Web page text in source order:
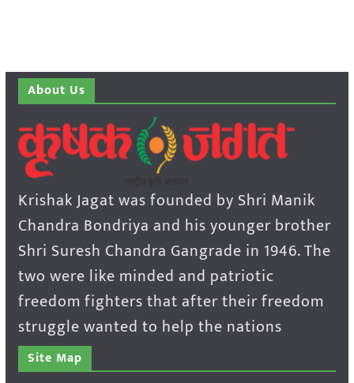
About Us
Krishak Jagat was founded by Shri Manik
Chandra Bondriya and his younger brother
Shri Suresh Chandra Gangrade in 1946. The
two were like minded and patriotic
freedom fighters that after their freedom
struggle wanted to help the nations
Site Map